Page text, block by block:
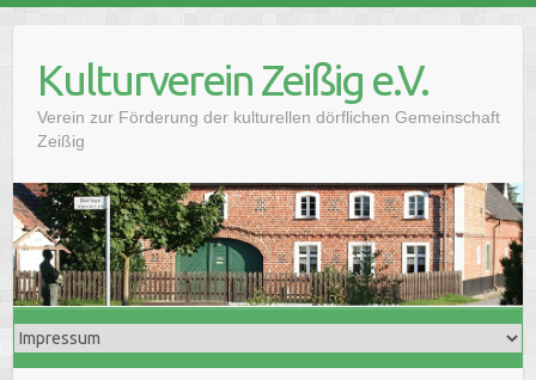
contentKulturverein Zeißig e.V.
Verein zur Förderung der kulturellen dörflichen Gemeinschaft
Zeißig